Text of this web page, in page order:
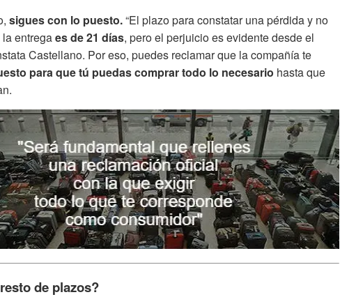
sigues con lo puesto.“El plazo para constatar una pérdida y no
entregaes de 21 días, pero el perjuicio es evidente desde el
Castellano. Por eso, puedes reclamar que la compañía te
para que tú puedas comprar todo lo necesario hasta que
de plazos?